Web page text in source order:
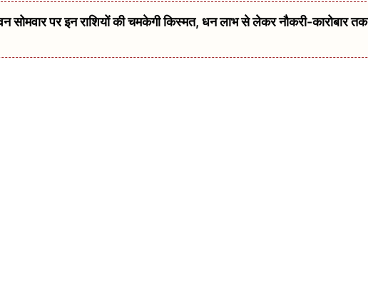
पर इन राशियों की चमकेगी किस्मत, धन लाभ से लेकर नौकरी-कारोबार तक